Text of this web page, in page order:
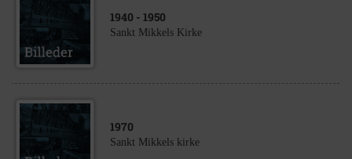
1940 - 1950
Sankt Mikkels Kirke
1970
Sankt Mikkels kirke